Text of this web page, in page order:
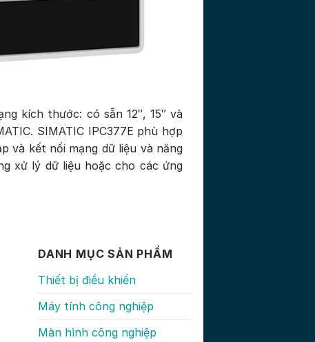
kích thước: có sẵn 12″, 15″ và
SIMATIC IPC377E phù hợp
và kết nối mạng dữ liệu và năng
xử lý dữ liệu hoặc cho các ứng
DANH MỤC SẢN PHẨM
Thiết bị điều khiển
Máy tính công nghiệp
Màn hình công nghiệp